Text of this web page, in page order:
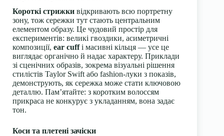
Короткі стрижки відкривають всю портретну
зону, тож сережки тут стають центральним
елементом образу. Це чудовий простір для
експериментів: великі гвоздики, асиметричні
композиції, ear cuffі масивні кільця — усе це
виглядає органічно й надає характеру. Приклади
зі сценічних образів, зокрема візуальні рішення
стилістів Taylor Swift або fashion-луки з показів,
демонструють, як сережка може стати ключовою
деталлю. Пам’ятайте: з коротким волоссям
прикраса не конкурує з укладанням, вона задає
тон.
Коси та плетені зачіски